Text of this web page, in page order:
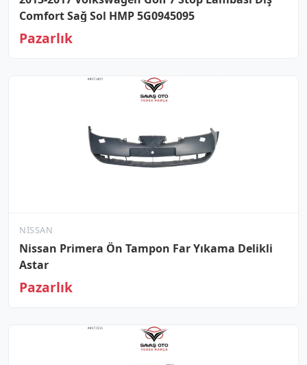
Comfort Sağ Sol HMP 5G0945095
Pazarlık
NISSAN
Nissan Primera Ön Tampon Far Yıkama Delikli
Astar
Pazarlık